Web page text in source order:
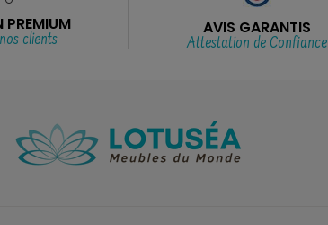
PREMIUM
clients
AVIS GARANTIS
Attestation de Confiance